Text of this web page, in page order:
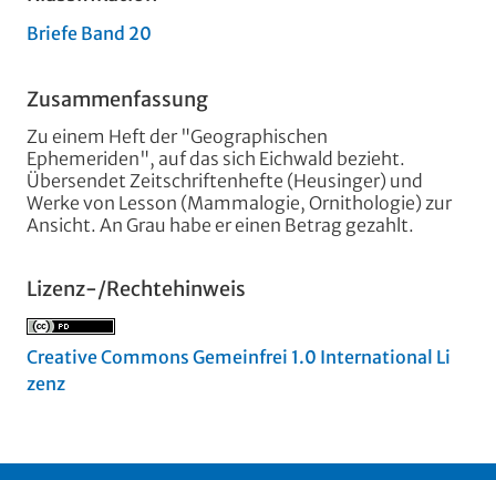
Briefe Band 20
Zusammenfassung
Zu einem Heft der "Geographischen
Ephemeriden", auf das sich Eichwald bezieht.
Übersendet Zeitschriftenhefte (Heusinger) und
Werke von Lesson (Mammalogie, Ornithologie) zur
Ansicht. An Grau habe er einen Betrag gezahlt.
Lizenz-/Rechtehinweis
Creative Commons Gemeinfrei 1.0 International Li
zenz